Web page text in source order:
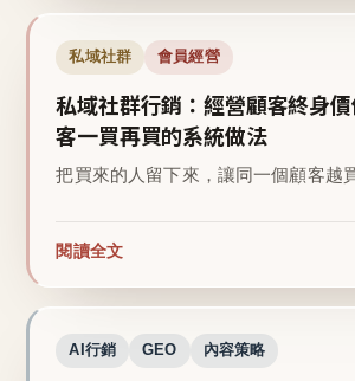
私域社群 會員經營
私域社群行銷：經營顧客終身
客一買再買的系統做法
把買來的人留下來，讓同一個顧客越
閱讀全文
AI行銷 GEO 內容策略